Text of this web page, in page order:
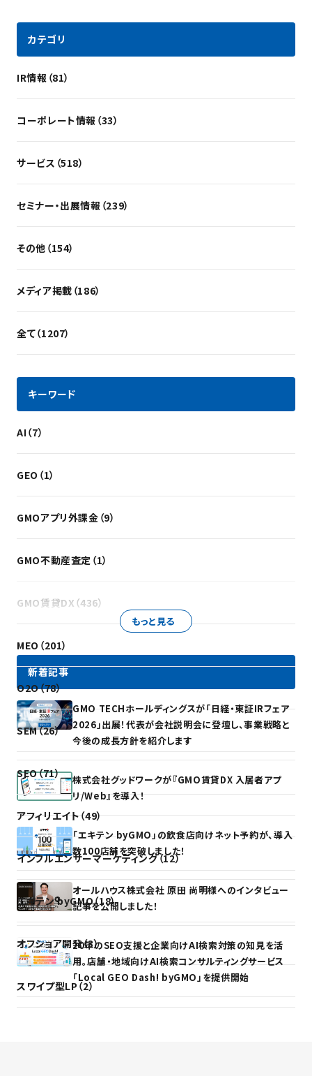
カテゴリ
IR情報（81）
コーポレート情報（33）
サービス（518）
セミナー・出展情報（239）
その他（154）
メディア掲載（186）
全て（1207）
キーワード
AI（7）
GEO（1）
GMOアプリ外課金（9）
GMO不動産査定（1）
GMO賃貸DX（436）
MEO（201）
O2O（78）
SEM（26）
SEO（71）
アフィリエイト（49）
インフルエンサーマーケティング（12）
エキテン byGMO（18）
オフショア開発（3）
スワイプ型LP（2）
もっと見る
新着記事
GMO TECHホールディングスが「日経・東証IRフェア
2026」出展！代表が会社説明会に登壇し、事業戦略と
今後の成長方針を紹介します
株式会社グッドワークが『GMO賃貸DX 入居者アプ
リ/Web』を導入！
「エキテン byGMO」の飲食店向けネット予約が、導入
数100店舗を突破しました！
オールハウス株式会社 原田 尚明様へのインタビュー
記事を公開しました！
20年のSEO支援と企業向けAI検索対策の知見を活
用。店舗・地域向けAI検索コンサルティングサービス
「Local GEO Dash! byGMO」を提供開始